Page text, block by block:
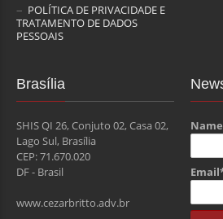
POLÍTICA DE PRIVACIDADE E
TRATAMENTO DE DADOS
PESSOAIS
Brasília
SHIS QI 26, Conjuto 02, Casa 02,
Lago Sul, Brasília
CEP: 71.670.020
DF - Brasil
www.cezarbritto.adv.br
Name